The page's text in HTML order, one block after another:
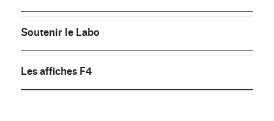
Soutenir le Labo
Les affiches F4